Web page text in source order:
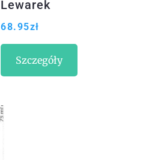
Lewarek
Trapezowy Klucz
68.95zł
Szczegóły